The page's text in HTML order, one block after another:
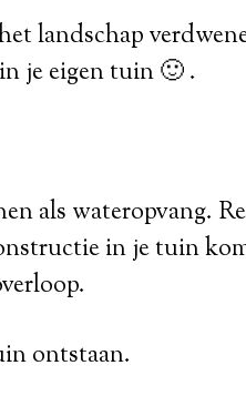
landschap
je eigen tuin 🙂 .
als wateropvang.
in je tuin
ontstaan.